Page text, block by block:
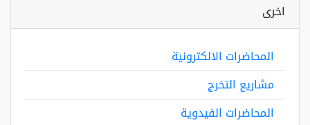
اخرى
المحاضرات الالكترونية
مشاريع التخرج
المحاضرات الفيدوية